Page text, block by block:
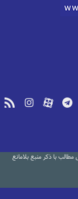
با ذکر منبع بلامانع